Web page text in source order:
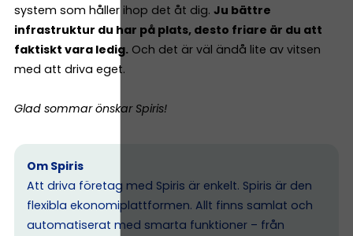
system som håller ihop det åt dig. Ju bättre
infrastruktur du har på plats, desto friare är du att
faktiskt vara ledig. Och det är väl ändå lite av vitsen
med att driva eget.
Glad sommar önskar Spiris!
Om Spiris
Att driva företag med Spiris är enkelt. Spiris är den
flexibla ekonomiplattformen. Allt finns samlat och
automatiserat med smarta funktioner – från